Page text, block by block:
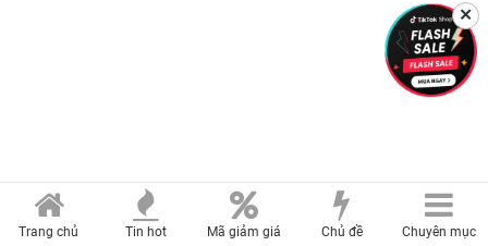
Trang chủ Tin hot Mã giảm giá Chủ đề Chuyên mục
✕